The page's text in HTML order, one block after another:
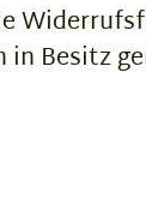
Besitz